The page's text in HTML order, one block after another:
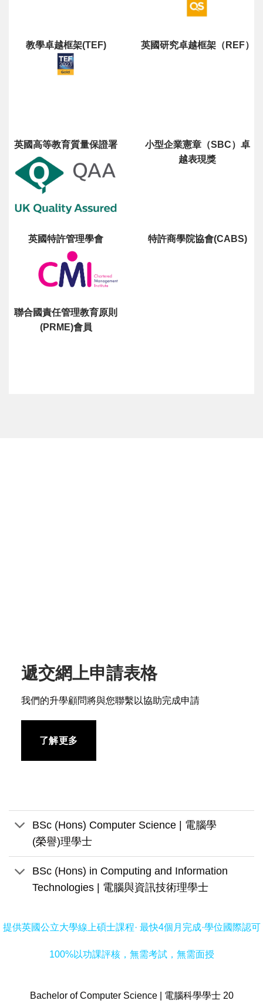
教學卓越框架(TEF) 英國研究卓越框架（REF）
英國高等教育質量保證署
小型企業憲章（SBC）卓
越表現獎
英國特許管理學會 特許商學院協會(CABS)
聯合國責任管理教育原則
(PRME)會員
遞交網上申請表格
我們的升學顧問將與您聯繫以協助完成申請
了解更多
BSc (Hons) Computer Science | 電腦學
(榮譽)理學士
BSc (Hons) in Computing and Information
Technologies | 電腦與資訊技術理學士
提供英國公立大學線上碩士課程· 最快4個月完成·學位國際認可
100%以功課評核，無需考試，無需面授
Bachelor of Computer Science | 電腦科學學士 20